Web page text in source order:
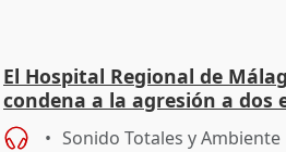
El Hospital Regional de
condena a la agresión a dos
Urgencias
Sonido Totales y Ambiente